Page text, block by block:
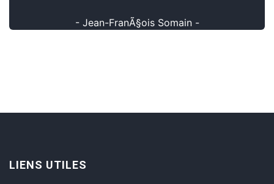
- Jean-FranÃ§ois Somain -
LIENS UTILES